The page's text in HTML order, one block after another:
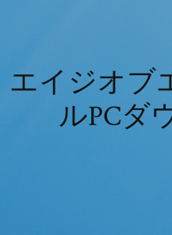
エイジオブ
ルPCダ